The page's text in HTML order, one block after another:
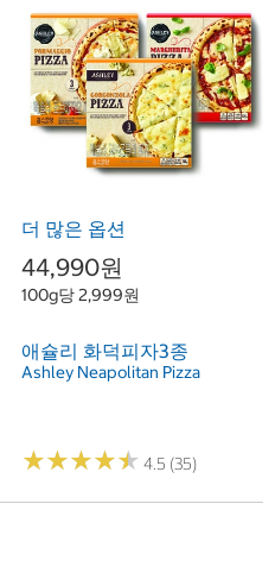
더 많은 옵션
44,990원
100g당 2,999원
애슐리 화덕피자3종
Ashley Neapolitan Pizza
★★★★★
★★★★★ 4.5 (35)